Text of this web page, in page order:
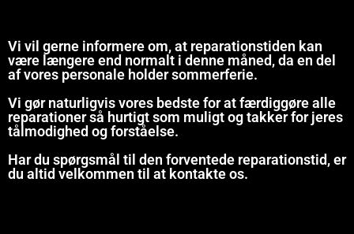
Vi vil gerne informere om, at reparationstiden kan
være længere end normalt i denne måned, da en del
af vores personale holder sommerferie.
Vi gør naturligvis vores bedste for at færdiggøre alle
reparationer så hurtigt som muligt og takker for jeres
tålmodighed og forståelse.
Har du spørgsmål til den forventede reparationstid, er
du altid velkommen til at kontakte os.